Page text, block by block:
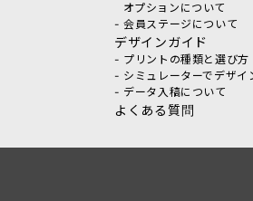
オプションについて
- 会員ステージについて
デザインガイド
- プリントの種類と選び方
- シミュレーターでデザイ
- データ入稿について
よくある質問